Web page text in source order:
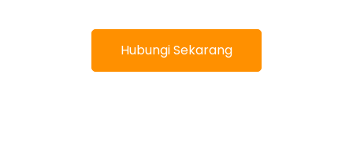
Hubungi Sekarang